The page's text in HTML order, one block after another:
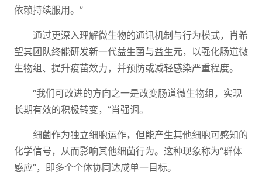
依赖持续服用。”
通过更深入理解微生物的通讯机制与行为模式，肖希
望其团队终能研发新一代益生菌与益生元，以强化肠道微
生物组、提升疫苗效力，并预防或减轻感染严重程度。
“我们可改进的方向之一是改变肠道微生物组，实现
长期有效的积极转变，”肖强调。
细菌作为独立细胞运作，但能产生其他细胞可感知的
化学信号，从而影响其他细菌行为。这种现象称为“群体
感应”，即多个个体协同达成单一目标。